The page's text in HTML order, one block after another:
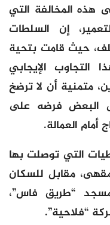
هذه المخالفة التي
إن السلطات
حيث قامت بتحية
التجاوب الإيجابي
متمنية أن لا ترضخ
البعض فرضه على
أمام العمالة.
التي توصلت بها
مقابل للسكان
“طريق فاس”،
“فلاحية”.